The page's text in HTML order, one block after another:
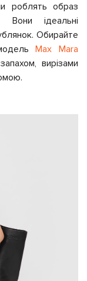
роблять образ
ідеальні
Обирайте
Max Mara
вирізами